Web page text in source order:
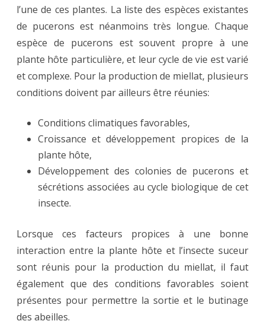
l’une de ces plantes. La liste des espèces existantes
de pucerons est néanmoins très longue. Chaque
espèce de pucerons est souvent propre à une
plante hôte particulière, et leur cycle de vie est varié
et complexe. Pour la production de miellat, plusieurs
conditions doivent par ailleurs être réunies:
Conditions climatiques favorables,
Croissance et développement propices de la
plante hôte,
Développement des colonies de pucerons et
sécrétions associées au cycle biologique de cet
insecte.
Lorsque ces facteurs propices à une bonne
interaction entre la plante hôte et l’insecte suceur
sont réunis pour la production du miellat, il faut
également que des conditions favorables soient
présentes pour permettre la sortie et le butinage
des abeilles.